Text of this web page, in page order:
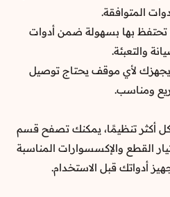
المتوافقة.
بها بسهولة ضمن أدوات
والتعبئة.
لأي موقف يحتاج توصيل
ومناسب.
أكثر تنظيمًا، يمكنك تصفح قسم
القطع والإكسسوارات المناسبة
أدواتك قبل الاستخدام.